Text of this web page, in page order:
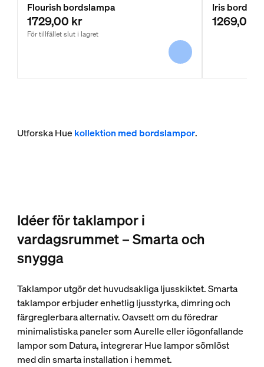
Flourish bordslampa
1729,00 kr
För tillfället slut i lagret
Iris
1269,00
Utforska Hue kollektion med bordslampor.
Idéer för taklampor i
vardagsrummet – Smarta och
snygga
Taklampor utgör det huvudsakliga ljusskiktet. Smarta
taklampor erbjuder enhetlig ljusstyrka, dimring och
färgreglerbara alternativ. Oavsett om du föredrar
minimalistiska paneler som Aurelle eller iögonfallande
lampor som Datura, integrerar Hue lampor sömlöst
med din smarta installation i hemmet.